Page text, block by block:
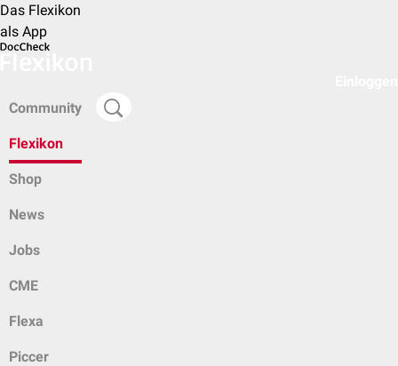
Das Flexikon
als App
Community
Flexikon
Shop
News
Jobs
CME
Flexa
Piccer